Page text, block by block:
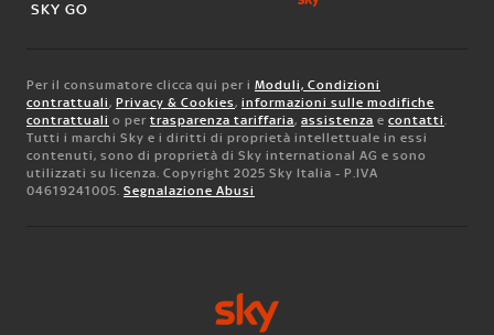
SKY GO
Per il consumatore clicca qui per i Moduli, Condizioni
contrattuali, Privacy & Cookies, informazioni sulle modifiche
contrattuali o per trasparenza tariffaria, assistenza e contatti.
Tutti i marchi Sky e i diritti di proprietà intellettuale in essi
contenuti, sono di proprietà di Sky international AG e sono
utilizzati su licenza. Copyright 2025 Sky Italia - P.IVA
04619241005. Segnalazione Abusi